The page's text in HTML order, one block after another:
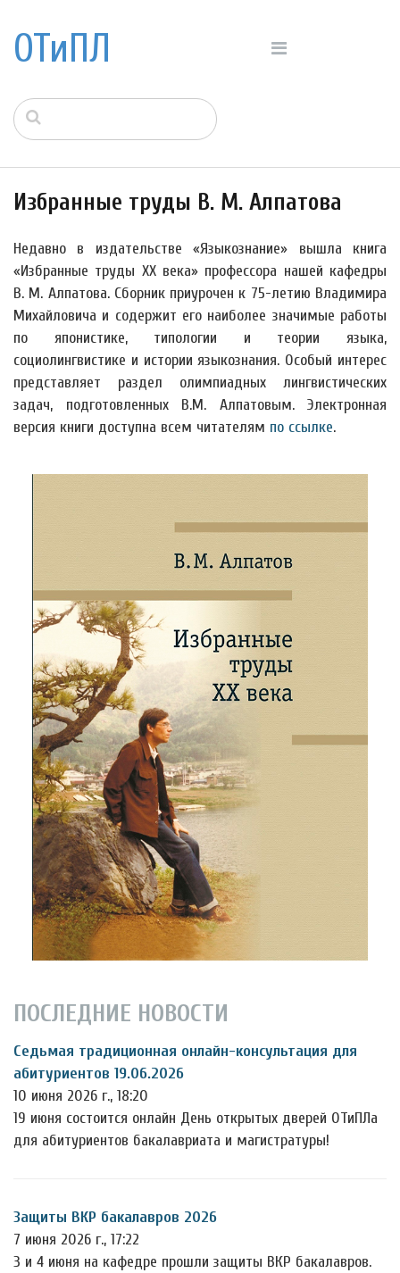
ОТиПЛ
Избранные труды В. М. Алпатова
Недавно в издательстве «Языкознание» вышла книга
«Избранные труды XX века» профессора нашей кафедры
В. М. Алпатова. Сборник приурочен к 75-летию Владимира
Михайловича и содержит его наиболее значимые работы
по японистике, типологии и теории языка,
социолингвистике и истории языкознания. Особый интерес
представляет раздел олимпиадных лингвистических
задач, подготовленных В.М. Алпатовым. Электронная
версия книги доступна всем читателям по ссылке.
ПОСЛЕДНИЕ НОВОСТИ
Седьмая традиционная онлайн-консультация для
абитуриентов 19.06.2026
10 июня 2026 г., 18:20
19 июня состоится онлайн День открытых дверей ОТиПЛа
для абитуриентов бакалавриата и магистратуры!
Защиты ВКР бакалавров 2026
7 июня 2026 г., 17:22
3 и 4 июня на кафедре прошли защиты ВКР бакалавров.